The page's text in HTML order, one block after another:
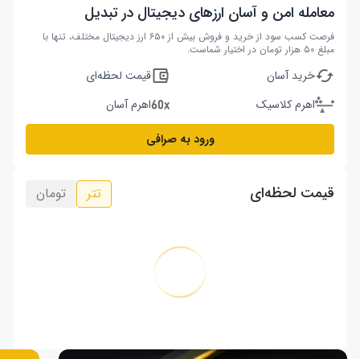
معامله امن و آسان ارزهای دیجیتال در تبدیل
فرصت کسب سود از خرید و فروش بیش از ۶۵۰ ارز دیجیتال مختلف، تنها با
مبلغ ۵۰ هزار تومان در اختیار شماست.
خرید آسان
قیمت لحظه‌ای
اهرم کلاسیک
اهرم آسان
ورود به صرافی
قیمت لحظه‌ای تتر تومان